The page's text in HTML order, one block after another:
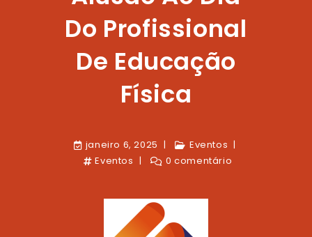
Do Profissional
De Educação
Física
janeiro 6, 2025
Eventos
Eventos
0 comentário